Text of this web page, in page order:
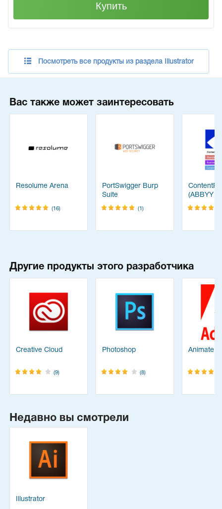
Купить
Посмотреть все продукты из раздела Illustrator
Вас также может заинтересовать
Resolume Arena
(16)
PortSwigger Burp
Suite
(1)
(ABBYY
Другие продукты этого разработчика
Creative Cloud
(9)
Photoshop
(8)
Animate
Недавно вы смотрели
Illustrator